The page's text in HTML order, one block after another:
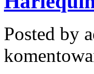
Posted by